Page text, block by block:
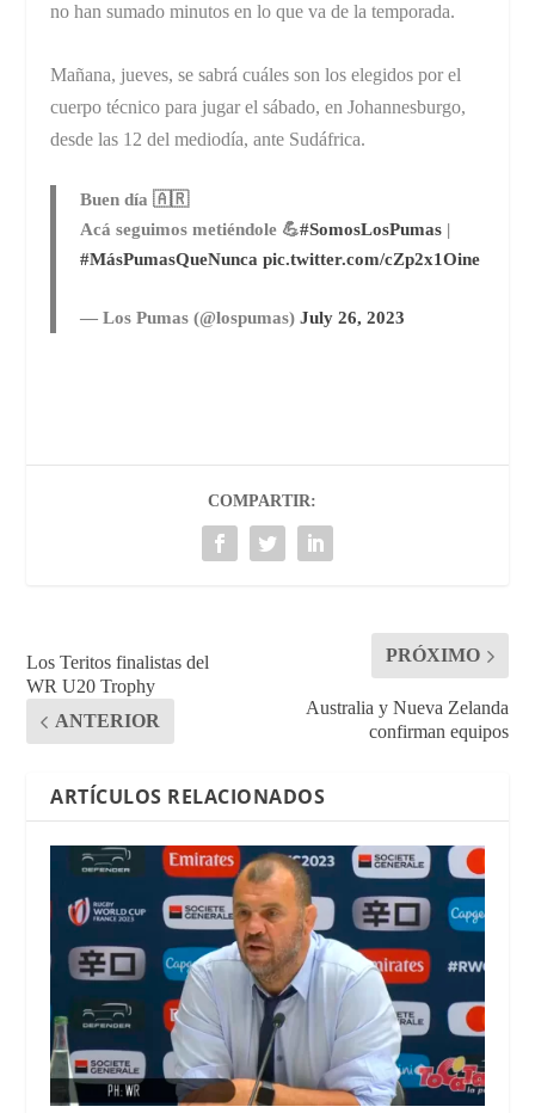
no han sumado minutos en lo que va de la temporada.
Mañana, jueves, se sabrá cuáles son los elegidos por el
cuerpo técnico para jugar el sábado, en Johannesburgo,
desde las 12 del mediodía, ante Sudáfrica.
Buen día 🇦🇷
Acá seguimos metiéndole 💪#SomosLosPumas |
#MásPumasQueNunca pic.twitter.com/cZp2x1Oine
— Los Pumas (@lospumas)July 26, 2023
COMPARTIR:
Los Teritos finalistas del
WR U20 Trophy
ANTERIOR
PRÓXIMO
Australia y Nueva Zelanda
confirman equipos
ARTÍCULOS RELACIONADOS